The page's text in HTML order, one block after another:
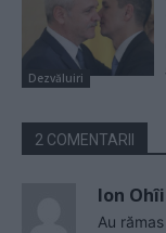
Dezvăluiri
2 COMENTARII
Ion Ohîi
Au